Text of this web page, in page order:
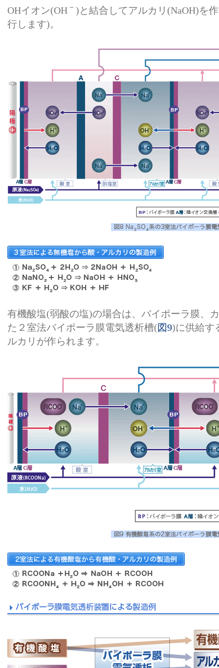
OHイオン(OH － )と結合してアルカリ(NaOH)を
行します)。
有機酸塩(弱酸の塩)の場合は、バイポーラ膜、
た２室法バイポーラ膜電気透析槽(図9)に供給す
ルカリが作られます。